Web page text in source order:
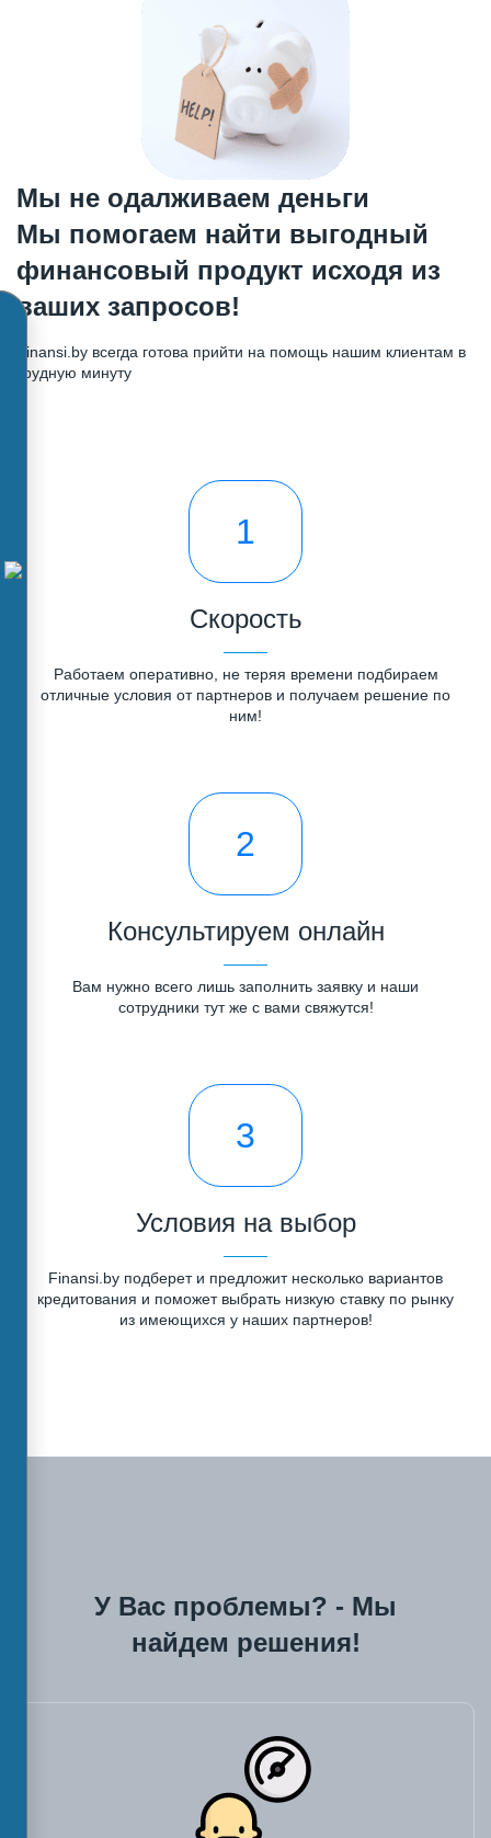
Мы не одалживаем деньги
Мы помогаем найти выгодный
финансовый продукт исходя из
ваших запросов!
Finansi.by всегда готова прийти на помощь нашим клиентам в
трудную минуту
1
Скорость
Работаем оперативно, не теряя времени подбираем
отличные условия от партнеров и получаем решение по
ним!
2
Консультируем онлайн
Вам нужно всего лишь заполнить заявку и наши
сотрудники тут же с вами свяжутся!
3
Условия на выбор
Finansi.by подберет и предложит несколько вариантов
кредитования и поможет выбрать низкую ставку по рынку
из имеющихся у наших партнеров!
У Вас проблемы? - Мы
найдем решения!